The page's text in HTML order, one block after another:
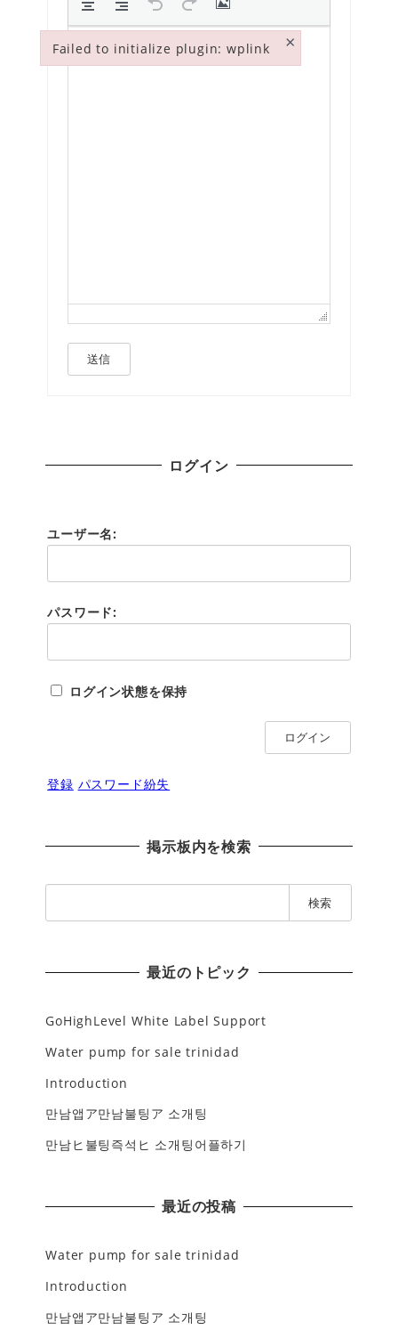
送信
ログイン
ユーザー名:
パスワード:
ログイン状態を保持
ログイン
登録 パスワード紛失
掲示板内を検索
索
最近のトピック
GoHighLevel White Label Support
Water pump for sale trinidad
Introduction
만남앱ア만남불팅ア 소개팅
만남ヒ불팅즉석ヒ 소개팅어플하기
最近の投稿
Water pump for sale trinidad
Introduction
만남앱ア만남불팅ア 소개팅
Failed to initialize plugin: wplink ×
Failed to initialize plugin: wplink